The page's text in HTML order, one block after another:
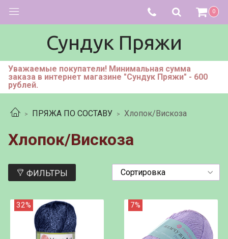
0
Сундук Пряжи
Уважаемые покупатели! Минимальная сумма
заказа в интернет магазине "Сундук Пряжи" - 600
рублей.
ПРЯЖА ПО СОСТАВУ Хлопок/Вискоза
Хлопок/Вискоза
ФИЛЬТРЫ
32% 7%